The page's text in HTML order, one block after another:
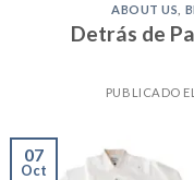
ABOUT US
Detrás de
PUBLICADO
07
Oct